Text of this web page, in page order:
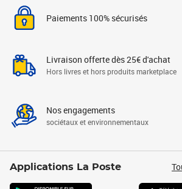
Paiements 100% sécurisés
Livraison offerte dès 25€ d'achat
Hors livres et hors produits marketplace
Nos engagements
sociétaux et environnementaux
Applications La Poste